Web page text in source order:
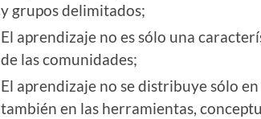
y grupos delimitados;
El aprendizaje no es sólo una
de las comunidades;
El aprendizaje no se distribuye sólo
también en las herramientas,